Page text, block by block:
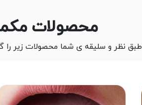
محصولات
طبق نظر و سلیقه ی شما محصولات زیر را